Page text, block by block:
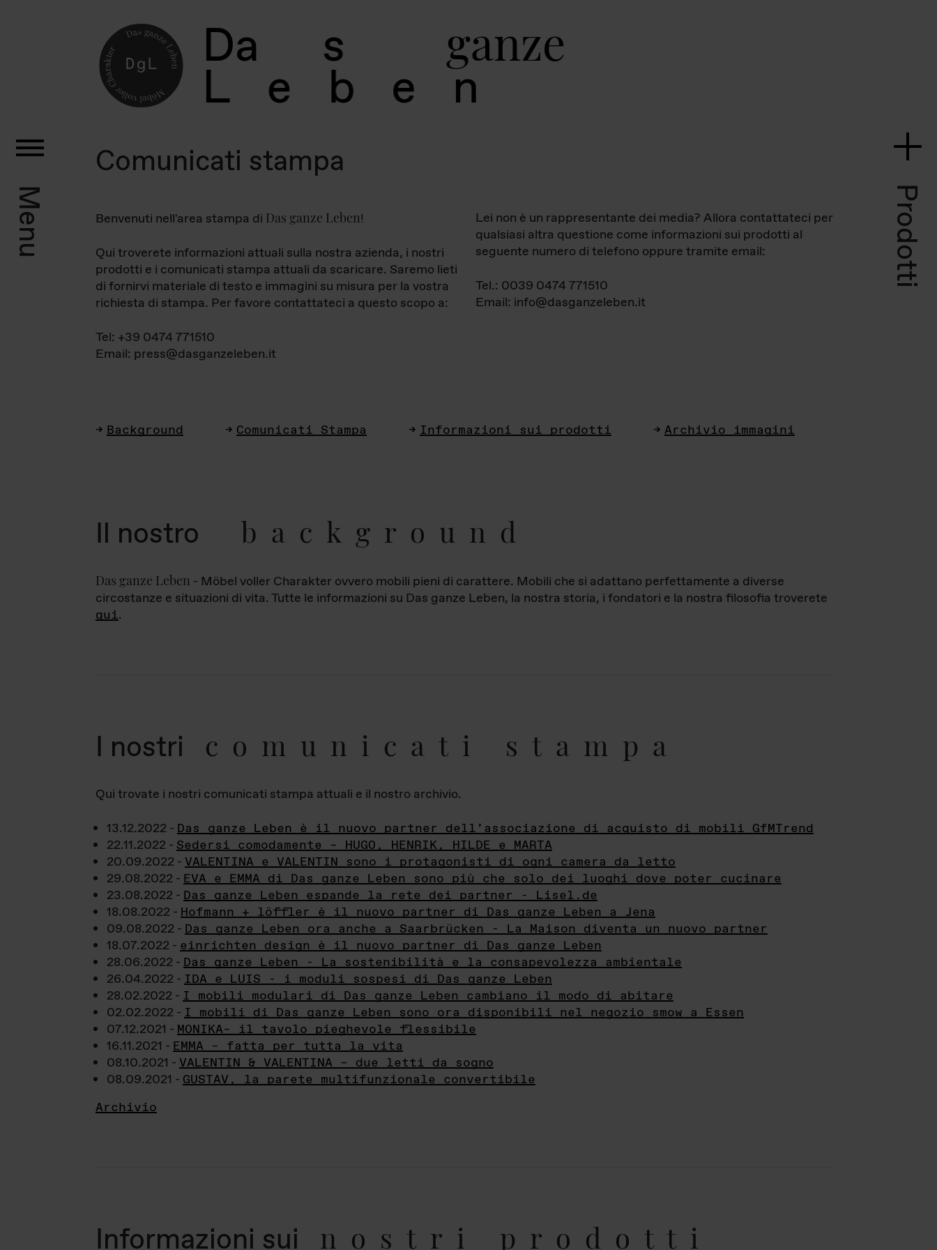
Da s ganz
L e b
Menu Prodotti
Comunicati stampa
Benvenuti nell'area stampa di Das ganze Leben!
Qui troverete informazioni attuali sulla nostra azienda, i nostri
prodotti e i comunicati stampa attuali da scaricare. Saremo lieti
di fornirvi materiale di testo e immagini su misura per la vostra
richiesta di stampa. Per favore contattateci a questo scopo a:
Tel: +39 0474 771510
Email: press@dasganzeleben.it
Lei non è un rappresentante dei media? Allora contattateci per
qualsiasi altra questione come informazioni sui prodotti al
seguente numero di telefono oppure tramite email:
Tel.: 0039 0474 771510
Email: info@dasganzeleben.it
Background Comunicati Stampa Informazioni sui prodotti Archivio immagini
Il nostro background
Das ganze Leben - Möbel voller Charakter ovvero mobili pieni di carattere. Mobili che si adattano perfettamente a diverse
circostanze e situazioni di vita. Tutte le informazioni su Das ganze Leben, la nostra storia, i fondatori e la nostra filosofia troverete
qui.
I nostri comunicati stampa
Qui trovate i nostri comunicati stampa attuali e il nostro archivio.
13.12.2022 - Das ganze Leben è il nuovo partner dell’associazione di acquisto di mobili GfMTrend
22.11.2022 - Sedersi comodamente – HUGO, HENRIK, HILDE e MARTA
20.09.2022 - VALENTINA e VALENTIN sono i protagonisti di ogni camera da letto
29.08.2022 - EVA e EMMA di Das ganze Leben sono più che solo dei luoghi dove poter cucinare
23.08.2022 - Das ganze Leben espande la rete dei partner - Lisel.de
18.08.2022 - Hofmann + löffler è il nuovo partner di Das ganze Leben a Jena
09.08.2022 - Das ganze Leben ora anche a Saarbrücken - La Maison diventa un nuovo partner
18.07.2022 - einrichten design è il nuovo partner di Das ganze Leben
28.06.2022 - Das ganze Leben - La sostenibilità e la consapevolezza ambientale
26.04.2022 - IDA e LUIS - i moduli sospesi di Das ganze Leben
28.02.2022 - I mobili modulari di Das ganze Leben cambiano il modo di abitare
02.02.2022 - I mobili di Das ganze Leben sono ora disponibili nel negozio smow a Essen
07.12.2021 - MONIKA– il tavolo pieghevole flessibile
16.11.2021 - EMMA – fatta per tutta la vita
08.10.2021 - VALENTIN & VALENTINA – due letti da sogno
08.09.2021 - GUSTAV, la parete multifunzionale convertibile
Archivio
Informazioni sui nostri prodotti